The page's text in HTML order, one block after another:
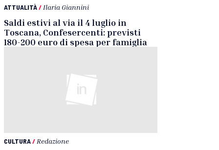
ATTUALITÀ/Ilaria Giannini
Saldi estivi al via il 4 luglio in
Toscana, Confesercenti: previsti
180-200 euro di spesa per famiglia
CULTURA/ Redazione